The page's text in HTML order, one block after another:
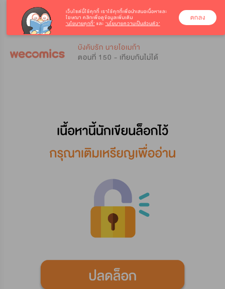
บังคับรัก นายโอเมก้า
ตอนที่ 150 - เทียบกันไม่ได้
เว็บไซต์นี้ใช้คุกกี้ เราใช้คุกกี้เพื่อนำเสนอเนื้อหาและ
โฆษณา คลิกเพื่อดูข้อมูลเพิ่มเติม
‘นโยบายคุกกี้’ และ ‘นโยบายความเป็นส่วนตัว’
ตกลง